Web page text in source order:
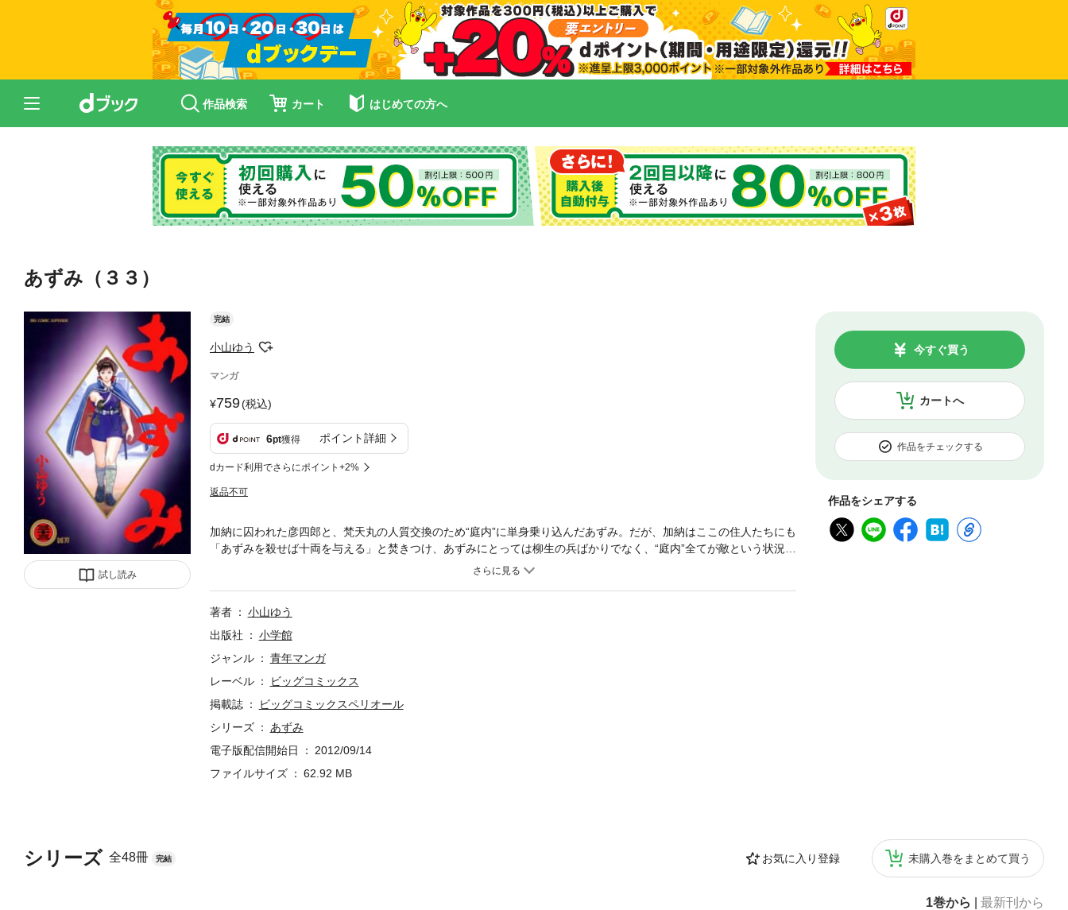
作品検索 カート はじめての方へ
あずみ（３３）
試し読み
完結
小山ゆう
マンガ
759(税込)
6pt獲得 ポイント詳細
dカード利用でさらにポイント+2%
返品不可
カートへ
今すぐ買う
作品をチェックする
作品をシェアする
シリーズ 全48冊 完結 お気に入り登録 未購入巻をまとめて買う
1巻から 最新刊から
加納に囚われた彦四郎と、梵天丸の人質交換のため“庭内”に単身乗り込んだあずみ。だが、加納はここの住人たちにも
「あずみを殺せば十両を与える」と焚きつけ、あずみにとっては柳生の兵ばかりでなく、“庭内”全てが敵という状況
に。そんな中、あずみは梵天丸を先に手放すことに同意するが…
著者
小山ゆう
出版社
小学館
ジャンル
青年マンガ
レーベル
ビッグコミックス
掲載誌
ビッグコミックスペリオール
シリーズ
あずみ
電子版配信開始日
2012/09/14
ファイルサイズ
62.92 MB